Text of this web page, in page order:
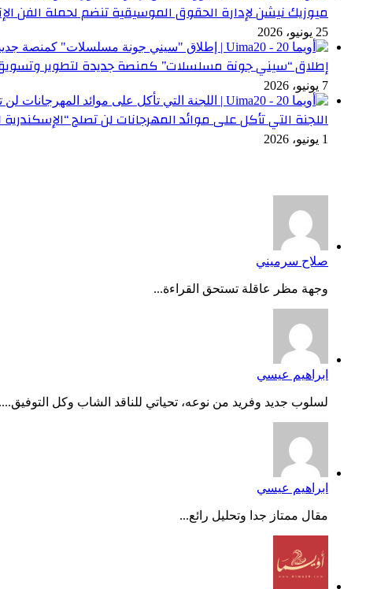
ميوزيك نيشن لإدارة الحقوق الموسيقية تنضم لحملة
25 يونيو، 2026
إطلاق “سيني جونة مسلسلات” كمنصة جديدة لتطوير
7 يونيو، 2026
اللجنة التي تأكل على موائد المهرجانات لن تصلح
1 يونيو، 2026
صلاح سرميني
وجهة مظر عاقلة تستحق القراءة...
ابراهيم عيسي
لسلوب جديد وفريد من نوعه، تحياتي للناقد الشاب وكل التوفيق....
ابراهيم عيسي
مقال ممتاز جدا وتحليل رائع...